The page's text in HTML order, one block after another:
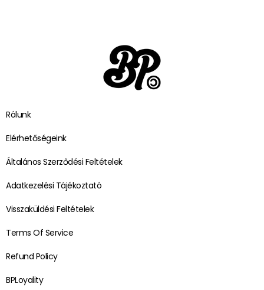
Rólunk
Elérhetőségeink
Általános Szerződési Feltételek
Adatkezelési Tájékoztató
Visszaküldési Feltételek
Terms Of Service
Refund Policy
BPLoyality